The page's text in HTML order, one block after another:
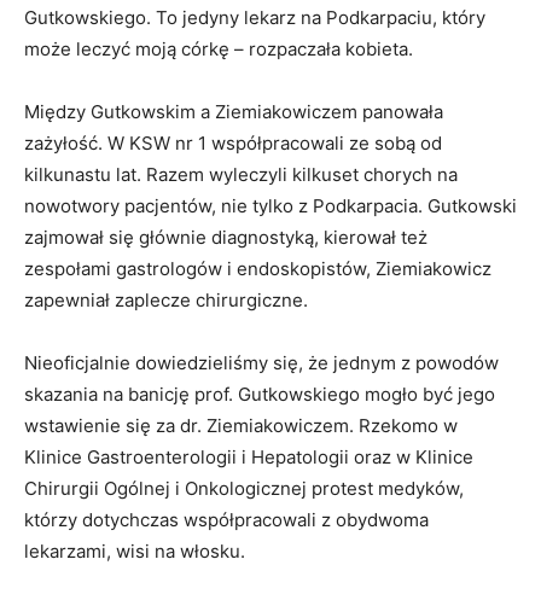
Gutkowskiego. To jedyny lekarz na Podkarpaciu, który
może leczyć moją córkę – rozpaczała kobieta.
Między Gutkowskim a Ziemiakowiczem panowała
zażyłość. W KSW nr 1 współpracowali ze sobą od
kilkunastu lat. Razem wyleczyli kilkuset chorych na
nowotwory pacjentów, nie tylko z Podkarpacia. Gutkowski
zajmował się głównie diagnostyką, kierował też
zespołami gastrologów i endoskopistów, Ziemiakowicz
zapewniał zaplecze chirurgiczne.
Nieoficjalnie dowiedzieliśmy się, że jednym z powodów
skazania na banicję prof. Gutkowskiego mogło być jego
wstawienie się za dr. Ziemiakowiczem. Rzekomo w
Klinice Gastroenterologii i Hepatologii oraz w Klinice
Chirurgii Ogólnej i Onkologicznej protest medyków,
którzy dotychczas współpracowali z obydwoma
lekarzami, wisi na włosku.